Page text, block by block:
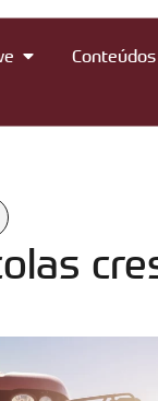
Conteúdos